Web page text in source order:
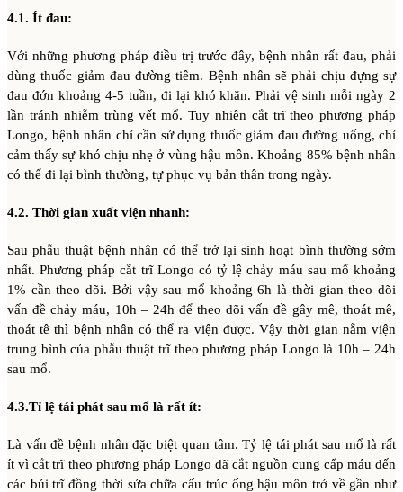
4.1. Ít đau:
Với những phương pháp điều trị trước đây, bệnh nhân rất đau, phải
dùng thuốc giảm đau đường tiêm. Bệnh nhân sẽ phải chịu đựng sự
đau đớn khoảng 4-5 tuần, đi lại khó khăn. Phải vệ sinh mỗi ngày 2
lần tránh nhiễm trùng vết mổ. Tuy nhiên cắt trĩ theo phương pháp
Longo, bệnh nhân chỉ cần sử dụng thuốc giảm đau đường uống, chỉ
cảm thấy sự khó chịu nhẹ ở vùng hậu môn. Khoảng 85% bệnh nhân
có thể đi lại bình thường, tự phục vụ bản thân trong ngày.
4.2. Thời gian xuất viện nhanh:
Sau phẫu thuật bệnh nhân có thể trở lại sinh hoạt bình thường sớm
nhất. Phương pháp cắt trĩ Longo có tỷ lệ chảy máu sau mổ khoảng
1% cần theo dõi. Bởi vậy sau mổ khoảng 6h là thời gian theo dõi
vấn đề chảy máu, 10h – 24h để theo dõi vấn đề gây mê, thoát mê,
thoát tê thì bệnh nhân có thể ra viện được. Vậy thời gian nằm viện
trung bình của phẫu thuật trĩ theo phương pháp Longo là 10h – 24h
sau mổ.
4.3.Tỉ lệ tái phát sau mổ là rất ít:
Là vấn đề bệnh nhân đặc biệt quan tâm. Tỷ lệ tái phát sau mổ là rất
ít vì cắt trĩ theo phương pháp Longo đã cắt nguồn cung cấp máu đến
các búi trĩ đồng thời sửa chữa cấu trúc ống hậu môn trở về gần như